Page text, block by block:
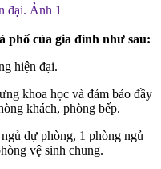
phố của gia đình như sau:
hiện đại.
khoa học và đảm bảo đầy
khách, phòng bếp.
dự phòng, 1 phòng ngủ
vệ sinh chung.